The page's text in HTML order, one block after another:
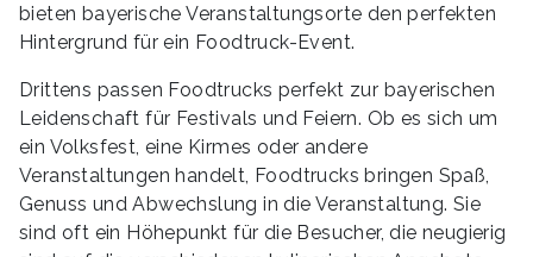
bieten bayerische Veranstaltungsorte den perfekten
Hintergrund für ein Foodtruck-Event.
Drittens passen Foodtrucks perfekt zur bayerischen
Leidenschaft für Festivals und Feiern. Ob es sich um
ein Volksfest, eine Kirmes oder andere
Veranstaltungen handelt, Foodtrucks bringen Spaß,
Genuss und Abwechslung in die Veranstaltung. Sie
sind oft ein Höhepunkt für die Besucher, die neugierig